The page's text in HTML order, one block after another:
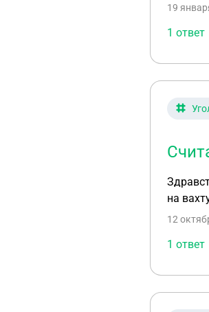
19
1 ответ
на
12
1 ответ